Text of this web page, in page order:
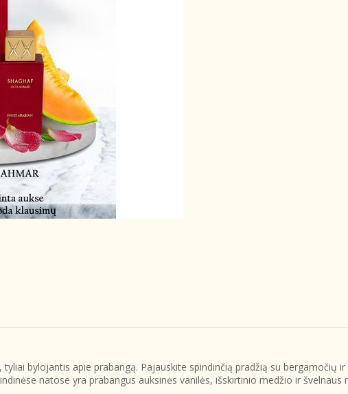
bylojantis apie prabangą. Pajauskite spindinčią pradžią su
natose yra prabangus auksinės vanilės, išskirtinio medžio ir švelnaus